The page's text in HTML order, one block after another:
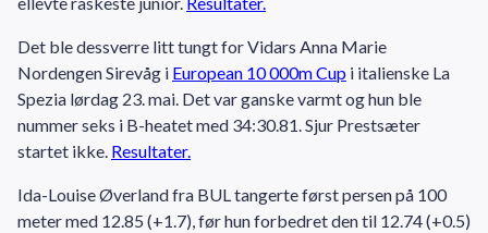
Det ble dessverre litt tungt for Vidars Anna Marie
Nordengen Sirevåg i European 10 000m Cup i italienske La
Spezia lørdag 23. mai. Det var ganske varmt og hun ble
nummer seks i B-heatet med 34:30.81. Sjur Prestsæter
startet ikke. Resultater.
Ida-Louise Øverland fra BUL tangerte først persen på 100
meter med 12.85 (+1.7), før hun forbedret den til 12.74 (+0.5)